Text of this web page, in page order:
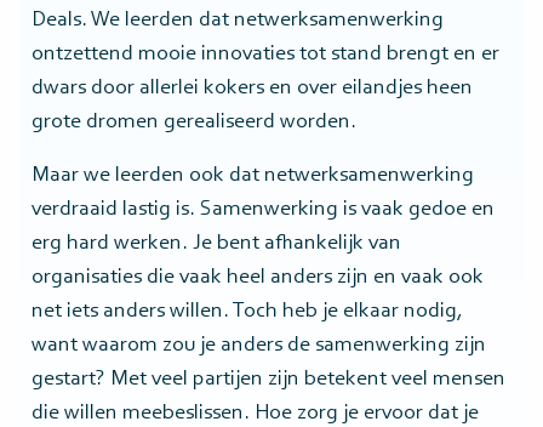
Deals. We leerden dat netwerksamenwerking
ontzettend mooie innovaties tot stand brengt en er
dwars door allerlei kokers en over eilandjes heen
grote dromen gerealiseerd worden.
Maar we leerden ook dat netwerksamenwerking
verdraaid lastig is. Samenwerking is vaak gedoe en
erg hard werken. Je bent afhankelijk van
organisaties die vaak heel anders zijn en vaak ook
net iets anders willen. Toch heb je elkaar nodig,
want waarom zou je anders de samenwerking zijn
gestart? Met veel partijen zijn betekent veel mensen
die willen meebeslissen. Hoe zorg je ervoor dat je